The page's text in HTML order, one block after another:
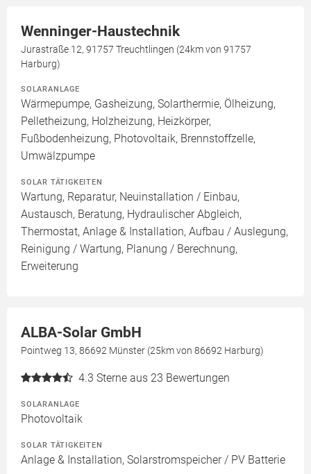
Wenninger-Haustechnik
Jurastraße 12, 91757 Treuchtlingen (24km von 91757
Harburg)
SOLARANLAGE
Wärmepumpe, Gasheizung, Solarthermie, Ölheizung,
Pelletheizung, Holzheizung, Heizkörper,
Fußbodenheizung, Photovoltaik, Brennstoffzelle,
Umwälzpumpe
SOLAR TÄTIGKEITEN
Wartung, Reparatur, Neuinstallation / Einbau,
Austausch, Beratung, Hydraulischer Abgleich,
Thermostat, Anlage & Installation, Aufbau / Auslegung,
Reinigung / Wartung, Planung / Berechnung,
Erweiterung
ALBA-Solar GmbH
Pointweg 13, 86692 Münster (25km von 86692 Harburg)
4.3 Sterne aus 23 Bewertungen
SOLARANLAGE
Photovoltaik
SOLAR TÄTIGKEITEN
Anlage & Installation, Solarstromspeicher / PV Batterie